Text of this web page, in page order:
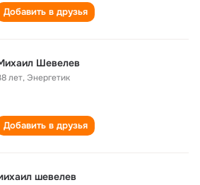
Добавить в друзья
Шевелев
лет, Энергетик
Добавить в друзья
шевелев